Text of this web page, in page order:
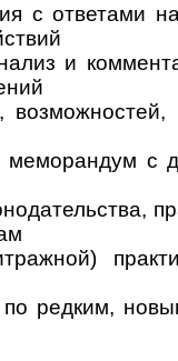
с ответами
и
возможностей,
меморандум с
редким,